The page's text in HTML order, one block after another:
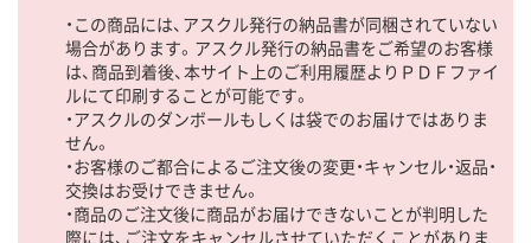
・この商品には、アスクル発行の納品書が同梱されていない
場合があります。アスクル発行の納品書をご希望のお客様
は、商品到着後、本サイト上のご利用履歴よりＰＤＦファイ
ルにて印刷することが可能です。
・アスクルのダンボールもしくは袋でのお届けではありま
せん。
・お客様のご都合によるご注文後の変更・キャンセル・返品・
交換はお受けできません。
・商品のご注文後に商品がお届けできないことが判明した
際には、ご注文をキャンセルさせていただくことがありま